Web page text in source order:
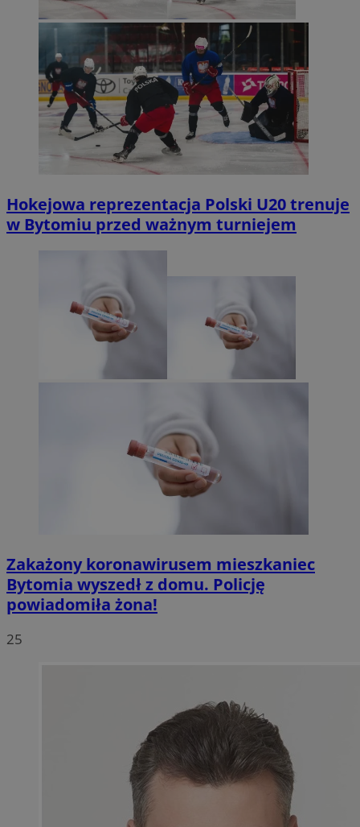
Hokejowa reprezentacja Polski U20 trenuje
w Bytomiu przed ważnym turniejem
Zakażony koronawirusem mieszkaniec
Bytomia wyszedł z domu. Policję
powiadomiła żona!
25